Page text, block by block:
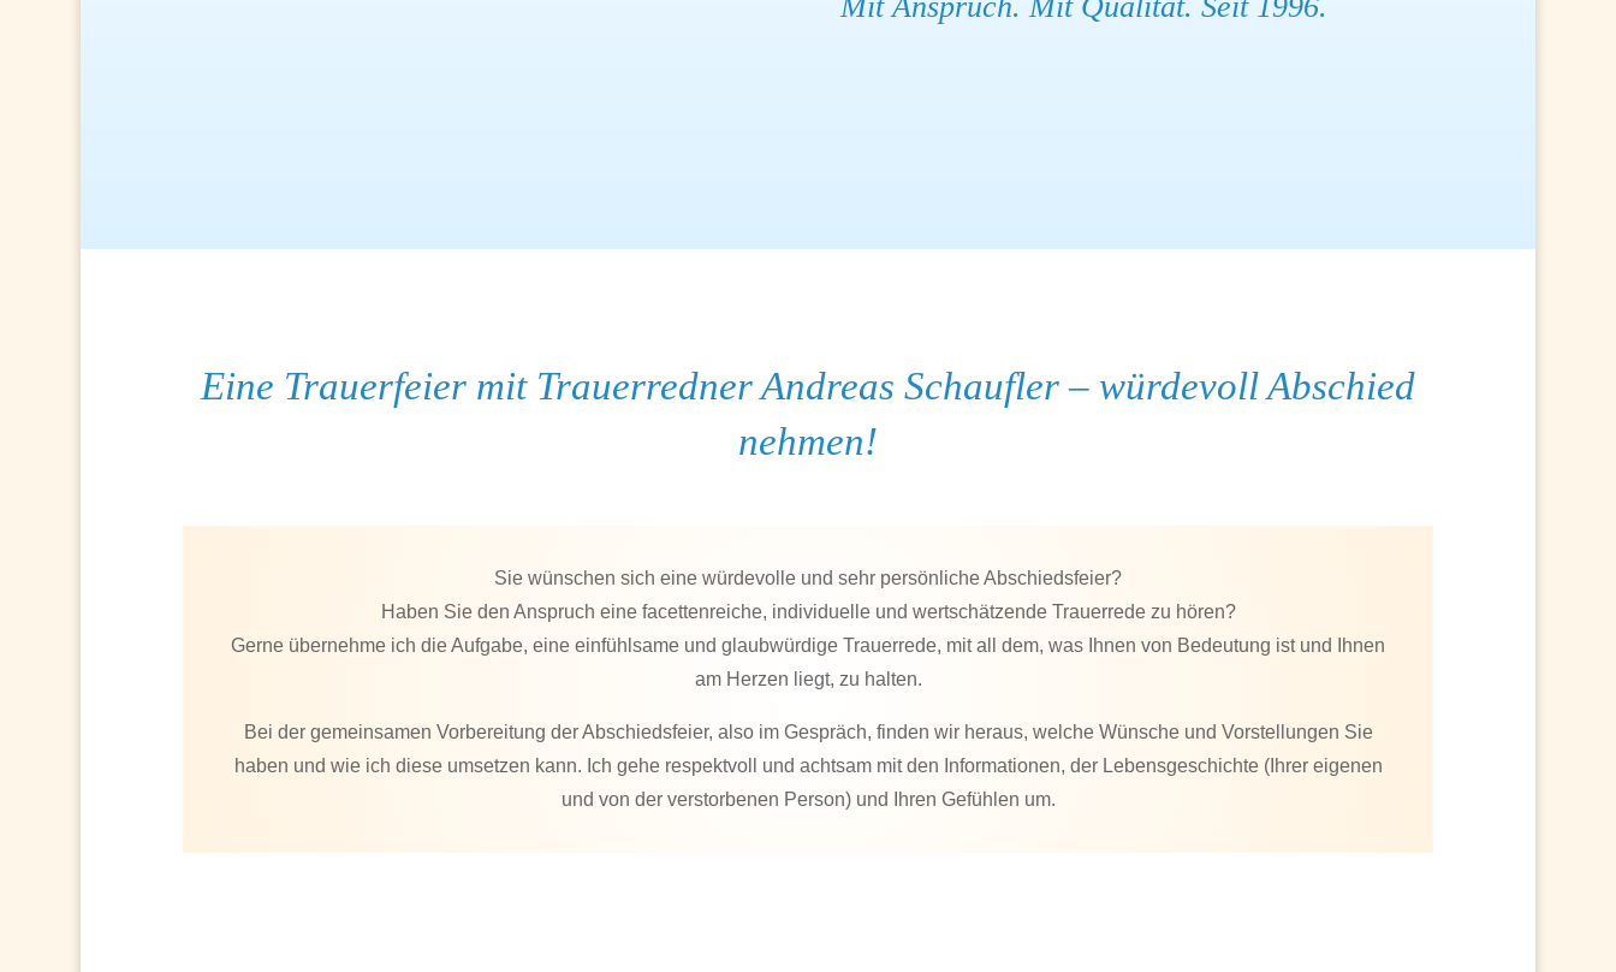
Eine Trauerfeier mit Trauerredner Andreas Schaufler – würdevoll Abschied
nehmen!
Sie wünschen sich eine würdevolle und sehr persönliche Abschiedsfeier?
Haben Sie den Anspruch eine facettenreiche, individuelle und wertschätzende Trauerrede zu hören?
Gerne übernehme ich die Aufgabe, eine einfühlsame und glaubwürdige Trauerrede, mit all dem, was Ihnen von Bedeutung ist und Ihnen
am Herzen liegt, zu halten.
Bei der gemeinsamen Vorbereitung der Abschiedsfeier, also im Gespräch, finden wir heraus, welche Wünsche und Vorstellungen Sie
haben und wie ich diese umsetzen kann. Ich gehe respektvoll und achtsam mit den Informationen, der Lebensgeschichte (Ihrer eigenen
und von der verstorbenen Person) und Ihren Gefühlen um.